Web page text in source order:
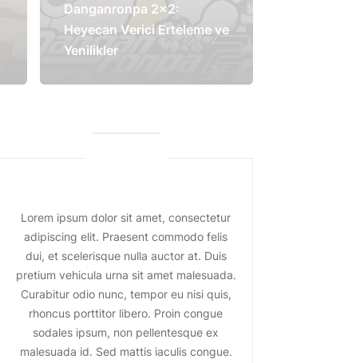
Danganronpa 2×2:
Heyecan Verici Erteleme ve
Yenilikler
Lorem ipsum dolor sit amet, consectetur
adipiscing elit. Praesent commodo felis
dui, et scelerisque nulla auctor at. Duis
pretium vehicula urna sit amet malesuada.
Curabitur odio nunc, tempor eu nisi quis,
rhoncus porttitor libero. Proin congue
sodales ipsum, non pellentesque ex
malesuada id. Sed mattis iaculis congue.